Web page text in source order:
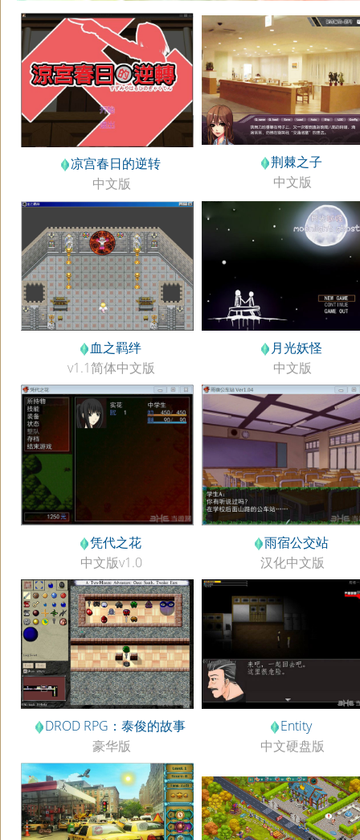
凉宫春日的逆转
中文版
荆棘之子
中文版
血之羁绊
v1.1简体中文版
月光妖怪
中文版
凭代之花
中文版v1.0
雨宿公交站
汉化中文版
DROD RPG：泰俊的故事
豪华版
Entity
中文硬盘版